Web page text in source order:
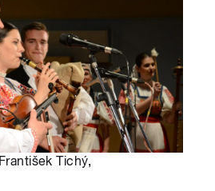
František Tichý,